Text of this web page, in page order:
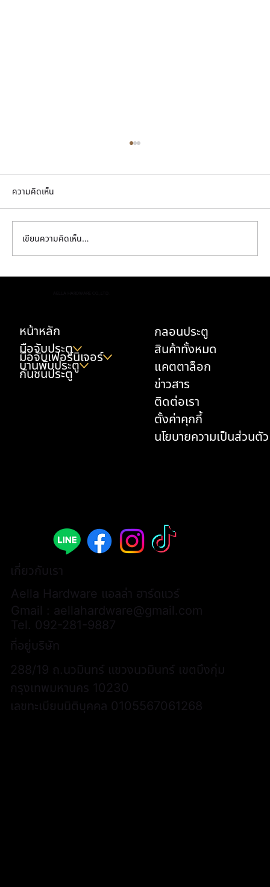
ความคิดเห็น
เขียนความคิดเห็น…
หน้าหลัก
มือจับประตู
มือจับเฟอร์นิเจอร์
บานพับประตู
กันชนประตู
กลอนประตู
สินค้าทั้งหมด
แคตตาล็อก
ข่าวสาร
ติดต่อเรา
ตั้งค่าคุกกี้
นโยบายความเป็นส่วนตัว
เกี่ยวกับเรา
Aella Hardware แอลล่า ฮาร์ดแวร์
Gmail : aellahardware@gmail.com
Tel. 092-281-9887
ที่อยู่บริษัท
288/19 ถ.นวมินทร์ แขวงนวมินทร์ เขตบึงกุ่ม
กรุงเทพมหานคร 10230
เลขทะเบียนนิติบุคคล 0105567061268